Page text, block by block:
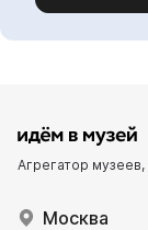
Агрегатор
Москва